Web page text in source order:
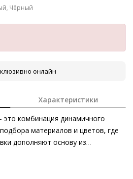
Чёрный
онлайн
Характеристики
это комбинация динамичного
материалов и цветов, где
дополняют основу из
цвета. Перфорация на гладкой
гармонично завершает